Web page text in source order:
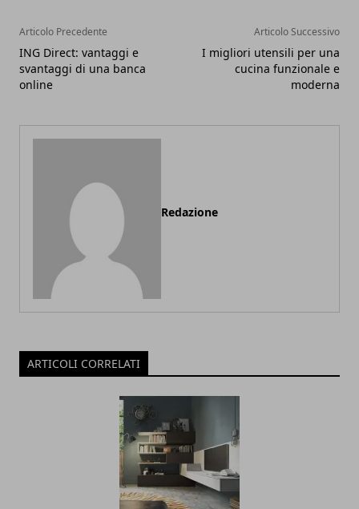
Articolo Precedente
ING Direct: vantaggi e
svantaggi di una banca
online
Articolo Successivo
I migliori utensili per una
cucina funzionale e
moderna
Redazione
ARTICOLI CORRELATI